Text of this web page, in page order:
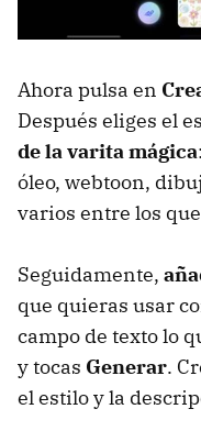
Ahora pulsa en
Después eliges el
de la varita mágica
óleo, webtoon,
varios entre los
Seguidamente,
que quieras usar
campo de texto lo
y tocas Generar.
el estilo y la